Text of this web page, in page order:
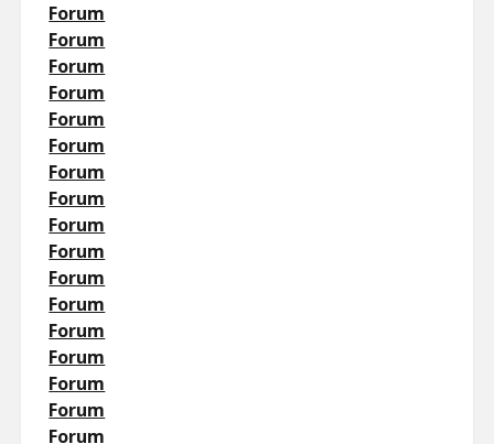
Forum
Forum
Forum
Forum
Forum
Forum
Forum
Forum
Forum
Forum
Forum
Forum
Forum
Forum
Forum
Forum
Forum